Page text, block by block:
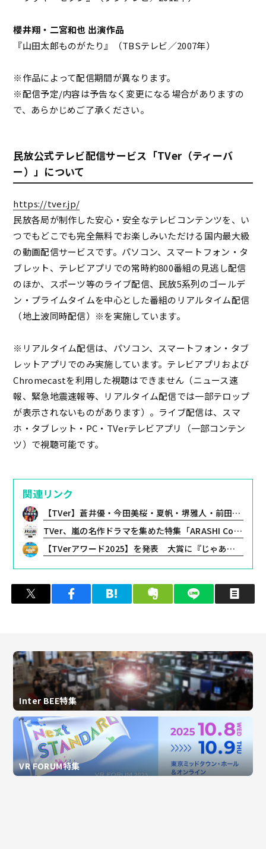
櫻井翔・二宮和也 出演作品
『山田太郎ものがたり』（TBSテレビ／2007年）
※作品によって配信期間が異なります。
※配信予定/内容は予告なく変更になる場合がありますの
で、あらかじめご了承ください。
民放公式テレビ配信サービス「TVer（ティーバ
ー）」について
https://tver.jp/
民放各局が制作した安心・安全なテレビコンテンツを、い
つでもどこでも完全無料でお楽しみいただける国内最大級
の動画配信サービスです。パソコン、スマートフォン・タ
ブレット、テレビアプリでの常時約800番組の見逃し配信
のほか、スポーツ等のライブ配信、民放5系列のゴールデ
ン・プライムタイムを中心とした番組のリアルタイム配信
（地上波同時配信）※を実施しています。
※リアルタイム配信は、パソコン、スマートフォン・タブ
レットアプリでのみ実施しています。テレビアプリおよび
Chromecastを利用した視聴はできません（ニュース速
報、緊急地震速報等、リアルタイム配信では一部テロップ
が表示されないものがあります）。ライブ配信は、スマ
ホ・タブレット・PC・TVerテレビアプリ（一部コンテン
ツ）で視聴可能です。
関連リンク
【TVer】蒼井優・今田美桜・夏帆・堺雅人・前田敦子・松本若菜の魅力を深掘り！2026年夏見逃せない「俳優特集」配信開始
TVer、嵐の名作ドラマを集めた特集「ARASHI Collection」を配信開始
【TVerアワード2025】を発表 大賞に『じゃあ、あんたが作ってみろよ』『水曜日のダウンタウン』『名探偵コナン』
ツイート シェア はてブ クリップ LINEで送る
Inter BEE特集
VR FORUM特集